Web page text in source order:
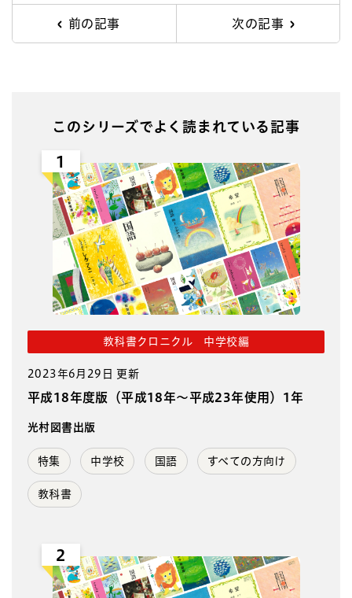
前の記事 次の記事
このシリーズでよく読まれている記事
1
教科書クロニクル 中学校編
2023年6月29日 更新
平成18年度版（平成18年～平成23年使用）1年
光村図書出版
特集 中学校 国語 すべての方向け
教科書
2